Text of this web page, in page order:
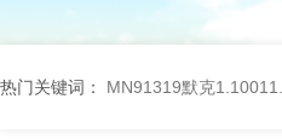
热门关键词： MN91319默克